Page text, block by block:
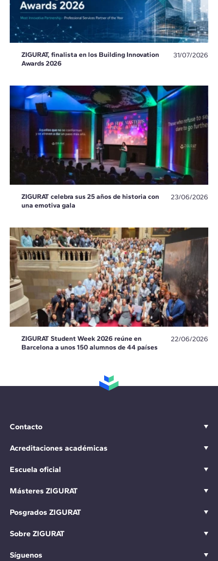
ZIGURAT, finalista en los Building Innovation
Awards 2026
31/07/2026
ZIGURAT celebra sus 25 años de historia con
una emotiva gala
23/06/2026
ZIGURAT Student Week 2026 reúne en
Barcelona a unos 150 alumnos de 44 países
22/06/2026
Contacto
Acreditaciones académicas
Escuela oficial
Másteres ZIGURAT
Posgrados ZIGURAT
Sobre ZIGURAT
Síguenos